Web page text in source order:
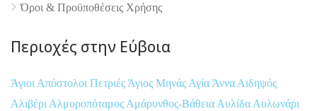
Όροι & Προϋποθέσεις Xρήσης
Περιοχές στην Εύβοια
Άγιοι Απόστολοι Πετριές Άγιος Μηνάς Αγία Άννα Αιδηψός
Αλιβέρι Αλμυροπόταμος Αμάρυνθος-Βάθεια Αυλίδα Αυλωνάρι